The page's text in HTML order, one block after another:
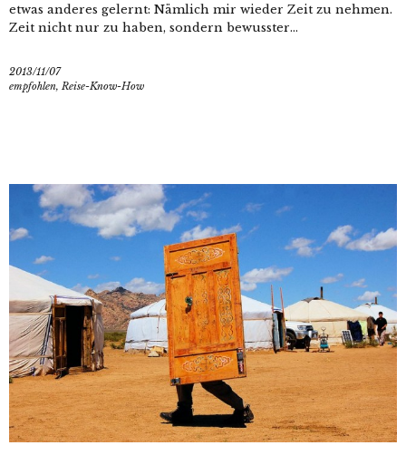
etwas anderes gelernt: Nämlich mir wieder Zeit zu nehmen.
Zeit nicht nur zu haben, sondern bewusster...
2013/11/07
empfohlen, Reise-Know-How